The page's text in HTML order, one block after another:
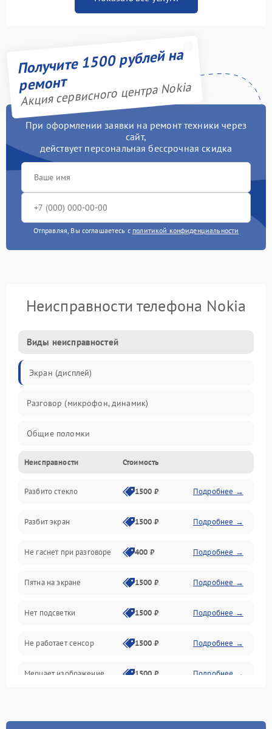
Получите 1500 рублей на
ремонт
Акция сервисного центра Nokia
При оформлении заявки на ремонт техники через
сайт,
действует персональная бессрочная скидка
Отправляя, Вы соглашаетесь с политикой конфиденциальности
Неисправности телефона Nokia
Виды неисправностей
Экран (дисплей)
Разговор (микрофон, динамик)
Общие поломки
Проблемы связи
Камеры
Проблемы с дисплеем и сенсором
Зарядка
Проблемы с питанием, зарядкой и аккумулятором
Проблемы с работой системы, корпусом и другие
Неисправности Стоимость
Разбито стекло 1500 ₽ Подробнее →
Разбит экран 1500 ₽ Подробнее →
Не гаснет при разговоре 400 ₽ Подробнее →
Пятна на экране 1500 ₽ Подробнее →
Нет подсветки 1500 ₽ Подробнее →
Не работает сенсор 1500 ₽ Подробнее →
Мерцает изображение 1500 ₽ Подробнее →